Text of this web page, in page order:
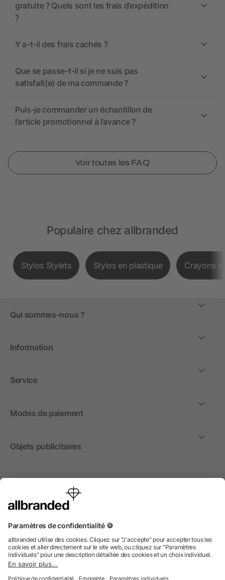
gratuite ? Quels sont les frais d’expédition
?
Y a-t-il des frais cachés ?
Que se passe-t-il si je ne suis pas
satisfait(e) de ma commande ?
Puis-je commander un échantillon de
l’article promotionnel à l’avance ?
Voir toutes les FAQ
Populaire chez allbranded
Stylos Stylets Stylos en plastique Crayons à
Qui sommes-nous ?
Information
Service
Modes de paiement
Objets publicitaires
International